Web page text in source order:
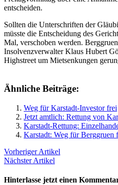
entscheiden.
Sollten die Unterschriften der
müsste die Entscheidung des
Mal, verschoben werden.
Insolvenzverwalter Klaus Hubert
Highstreet um Mietsenkungen
Ähnliche Beiträge:
Weg für Karstadt-Investor frei
Jetzt amtlich: Rettung von
Karstadt-Rettung:
Karstadt: Weg für Berggruen
Vorheriger Artikel
Nächster Artikel
Hinterlasse jetzt einen